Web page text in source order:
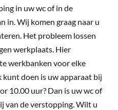
in uw wc of in de
in. Wij komen graag naar u
Het probleem lossen
werkplaats. Hier
werkbanken voor elke
doen is uw apparaat bij
10.00 uur? Dan is uw wc of
van de verstopping. Wilt u